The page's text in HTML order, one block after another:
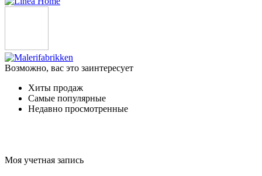
Возможно, вас это заинтересует
Хиты продаж
Самые популярные
Недавно просмотренные
Моя учетная запись